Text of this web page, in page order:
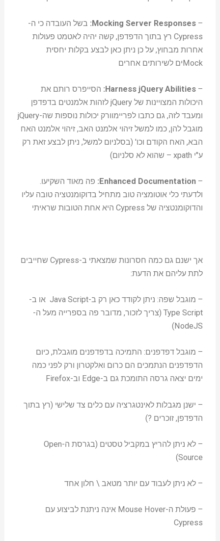
–
Mocking Server Responses: בשל העובדה כי ה-
Cypress רץ בתוך הדפדפן, קשה יהיה לאטמט פעולות
אחרות מבחוץ, על כן ניתן כאן לבצע בקלות יחסית
Mockים לשירותים אחרים
–
Harness jQuery Abilities:
הסייפרס רותם את
היכולות המצויינות של jQuery לזהות אלמנטים בדפדפן
ומעבד לזה, גם כתבו לפריימוורק יכולות נוספות שה-jQuery
מוגבל להן, כמו למשל זיהוי אלמנט האב, זיהוי אלמנט האח
הבא, האח הקודם וכו' (בסלניום למשל, ניתן לבצע זאת רק
ע"י xpath – שהוא לא סלניום)
–
Enhanced Documentation:
פה מאוד השקיעו.
ולדעתי כלי אוטומציה טוב מתחיל בדוקומנטציה טובה עליו
והדוקומנטציה של Cypress היא אחת הטובות שראיתי
אך ישנם גם כמה חסרונות שמצאתי ב-Cypress שחייבים
לתת עליהם את הדעת:
– מוגבל שפה: ניתן לקודד כאן רק ב-Java Script או ב-
Type Script (צריך לזכור, מדובר פה בספרייה מעל ה-
NodeJS)
– מוגבל דפדפנים: התמיכה בדפדפנים מוגבלת, כיום
הדפדפנים הנתמכים הם כרום ואלקטרון ורק לפני כמה
ימים יצאה גרסה התומכת גם ב-Edge וב-Firefox
– ישנן מגבלות לאינטגרציה עם כלים צד שלישי (רץ בתוך
הדפדפן, זוכרים ?)
– לא ניתן להריץ במקביל טסטים (בגרסת ה-Open
Source)
– לא ניתן לעבוד עם יותר מטאב \ חלון אחד
– פעולת ה-Mouse Hover אינה ניתנת לביצוע עם
Cypress